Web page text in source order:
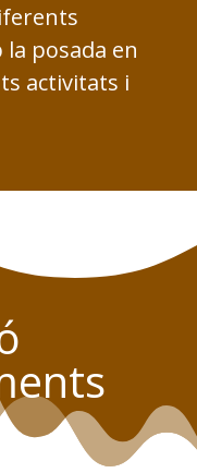
la posada en
activitats i